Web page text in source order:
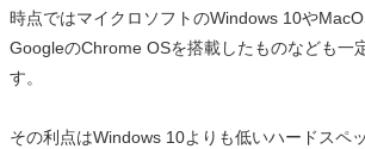
時点ではマイクロソフトのWindows 10や
GoogleのChrome OSを搭載したものなども一
す。
その利点はWindows 10よりも低いハードスペ